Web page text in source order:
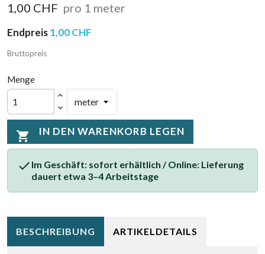
1,00 CHF pro 1 meter
Endpreis1,00 CHF
Bruttopreis
Menge
 IN DEN WARENKORB LEGEN
 Im Geschäft: sofort erhältlich / Online: Lieferung
dauert etwa 3–4 Arbeitstage
BESCHREIBUNG ARTIKELDETAILS